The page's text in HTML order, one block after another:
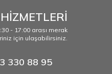
- 17:00 arası merak
için ulaşabilirsiniz.
330 88 95